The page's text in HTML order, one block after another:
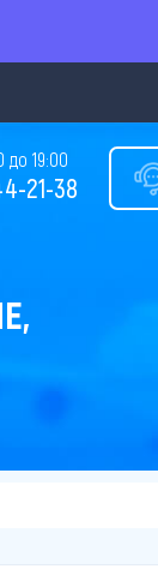
до 19:00
21-38